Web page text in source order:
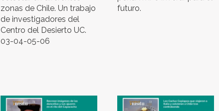
zonas de Chile. Un trabajo
de investigadores del
Centro del Desierto UC.
03-04-05-06
futuro.